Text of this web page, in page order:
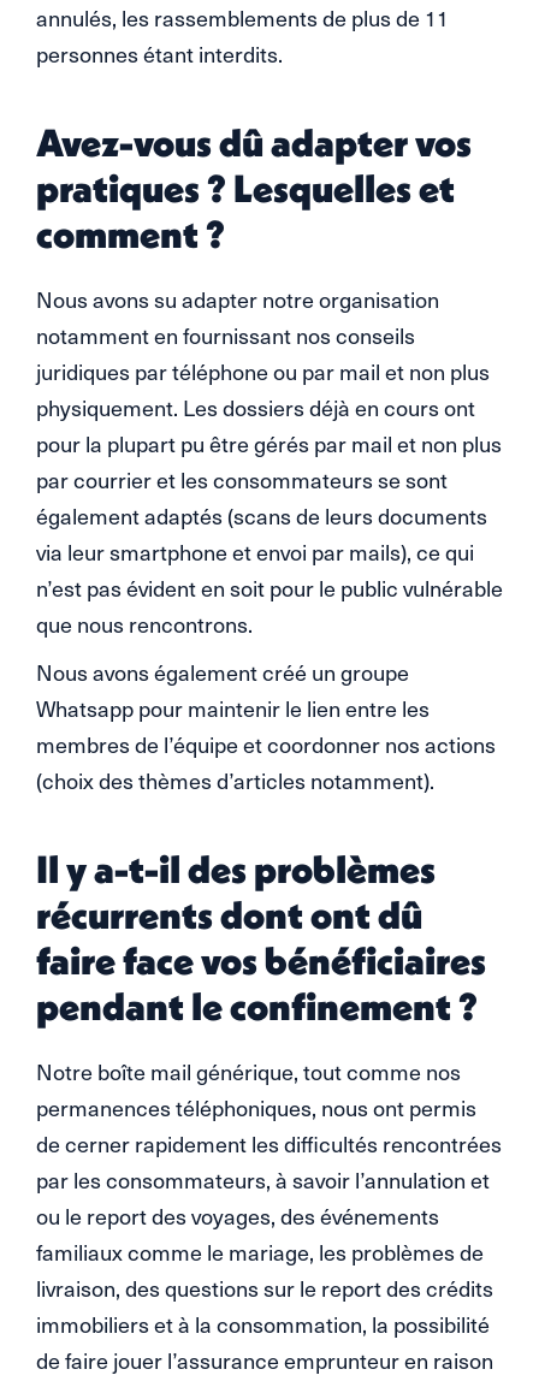
annulés, les rassemblements de plus de 11
personnes étant interdits.
Avez-vous dû adapter vos
pratiques ? Lesquelles et
comment ?
Nous avons su adapter notre organisation
notamment en fournissant nos conseils
juridiques par téléphone ou par mail et non plus
physiquement. Les dossiers déjà en cours ont
pour la plupart pu être gérés par mail et non plus
par courrier et les consommateurs se sont
également adaptés (scans de leurs documents
via leur smartphone et envoi par mails), ce qui
n’est pas évident en soit pour le public vulnérable
que nous rencontrons.
Nous avons également créé un groupe
Whatsapp pour maintenir le lien entre les
membres de l’équipe et coordonner nos actions
(choix des thèmes d’articles notamment).
Il y a-t-il des problèmes
récurrents dont ont dû
faire face vos bénéficiaires
pendant le confinement ?
Notre boîte mail générique, tout comme nos
permanences téléphoniques, nous ont permis
de cerner rapidement les difficultés rencontrées
par les consommateurs, à savoir l’annulation et
ou le report des voyages, des événements
familiaux comme le mariage, les problèmes de
livraison, des questions sur le report des crédits
immobiliers et à la consommation, la possibilité
de faire jouer l’assurance emprunteur en raison